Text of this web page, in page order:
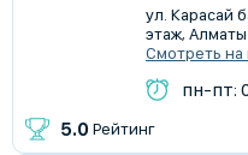
ул. Карасай
этаж, Алматы
Смотреть на
пн-пт:
5.0 Рейтинг